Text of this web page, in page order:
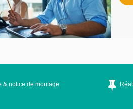
& notice de montage